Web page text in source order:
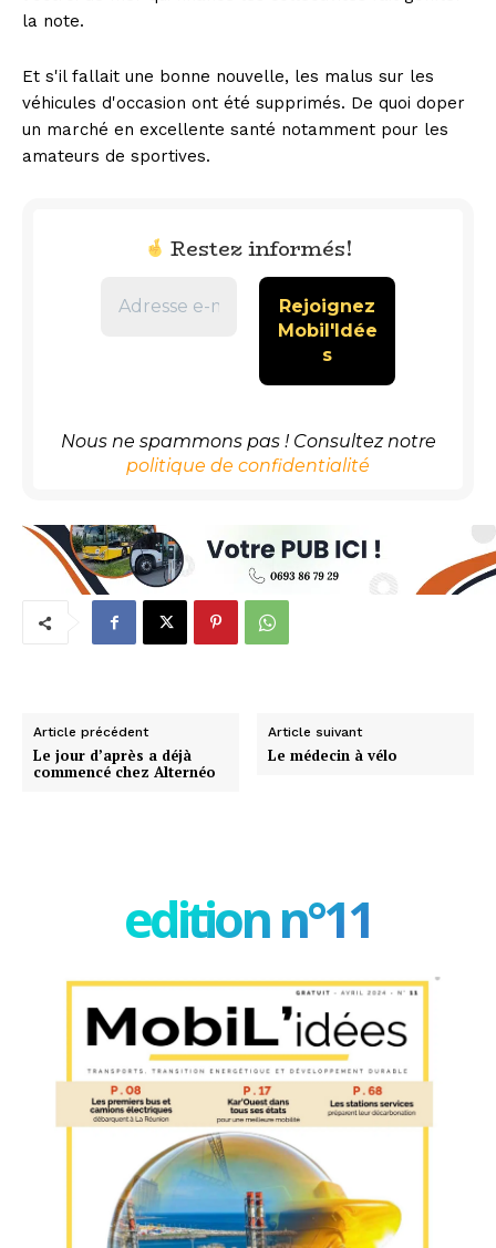
la note.
Et s'il fallait une bonne nouvelle, les malus sur les
véhicules d'occasion ont été supprimés. De quoi doper
un marché en excellente santé notamment pour les
amateurs de sportives.
Restez informés!
Nous ne spammons pas ! Consultez notre
politique de confidentialité
Article précédent
Le jour d’après a déjà
commencé chez Alternéo
Article suivant
Le médecin à vélo
edition n°11